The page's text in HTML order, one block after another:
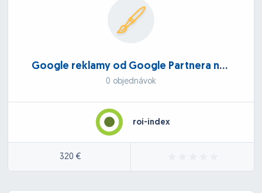
Google reklamy od Google Partnera na mieru
0 objednávok
roi-index
320 €